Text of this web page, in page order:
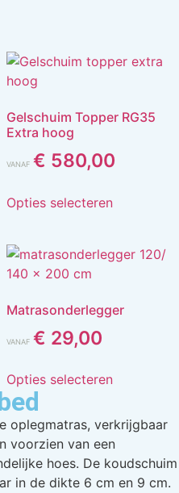
Gelschuim Topper RG35
Extra hoog
VANAF € 580,00
Opties selecteren
Matrasonderlegger
VANAF € 29,00
Opties selecteren
oplegmatras, verkrijgbaar
voorzien van een
hoes. De koudschuim
in de dikte 6 cm en 9 cm.